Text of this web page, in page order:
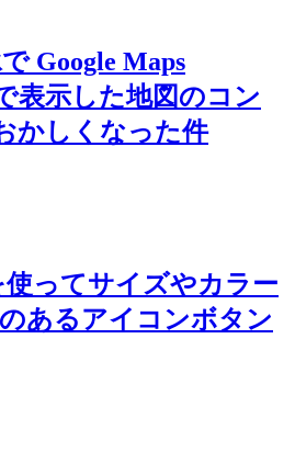
Google Maps
表示した地図のコン
かしくなった件
使ってサイズやカラー
あるアイコンボタン